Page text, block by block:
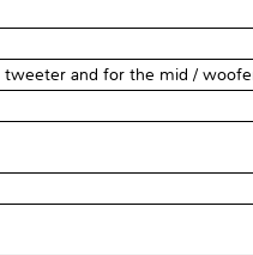
tweeter and for the mid /